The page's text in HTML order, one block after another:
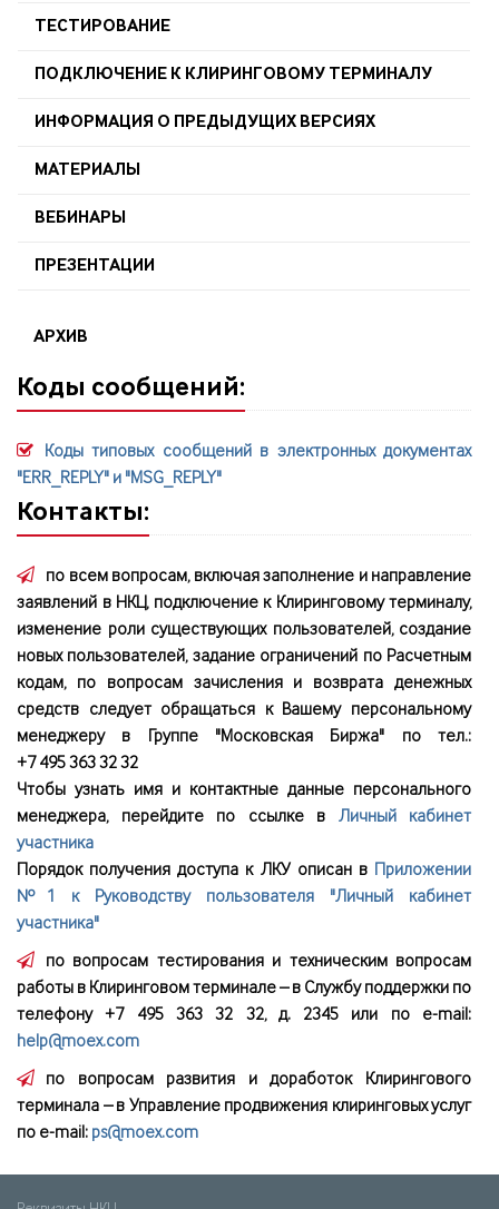
ТЕСТИРОВАНИЕ
ПОДКЛЮЧЕНИЕ К КЛИРИНГОВОМУ ТЕРМИНАЛУ
ИНФОРМАЦИЯ О ПРЕДЫДУЩИХ ВЕРСИЯХ
МАТЕРИАЛЫ
ВЕБИНАРЫ
ПРЕЗЕНТАЦИИ
АРХИВ
Коды сообщений:
Коды типовых сообщений в электронных документах
"ERR_REPLY" и "MSG_REPLY"
Контакты:
по всем вопросам, включая заполнение и направление
заявлений в НКЦ, подключение к Клиринговому терминалу,
изменение роли существующих пользователей, создание
новых пользователей, задание ограничений по Расчетным
кодам, по вопросам зачисления и возврата денежных
средств следует обращаться к Вашему персональному
менеджерув Группе "Московская Биржа" по тел.:
+7 495 363 32 32
Чтобы узнать имя и контактные данные персонального
менеджера, перейдите по ссылке в Личный кабинет
участника
Порядок получения доступа к ЛКУ описан в
Приложении
№1 к Руководству пользователя "Личный кабинет
участника"
по вопросам тестирования и техническим вопросам
работы в Клиринговом терминале – в Службу поддержки по
телефону+7 495 363 32 32, д. 2345 или по e-mail:
help@moex.com
по вопросам развития и доработок Клирингового
терминала – в Управление продвижения клиринговых услуг
по e-mail: ps@moex.com